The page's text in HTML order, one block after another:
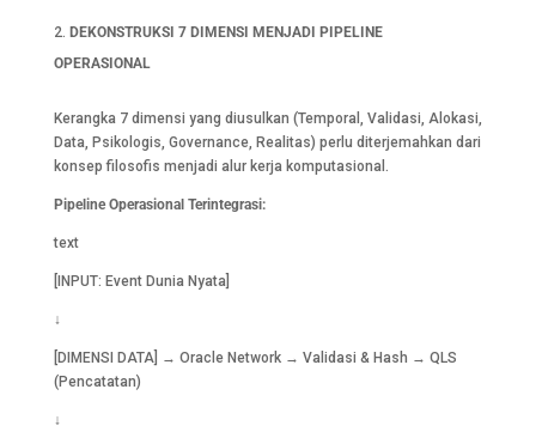
DEKONSTRUKSI 7 DIMENSI MENJADI PIPELINE
OPERASIONAL
Kerangka 7 dimensi yang diusulkan (Temporal, Validasi, Alokasi,
Data, Psikologis, Governance, Realitas) perlu diterjemahkan dari
konsep filosofis menjadi alur kerja komputasional.
Pipeline Operasional Terintegrasi:
text
[INPUT: Event Dunia Nyata]
↓
[DIMENSI DATA] → Oracle Network → Validasi & Hash → QLS
(Pencatatan)
↓